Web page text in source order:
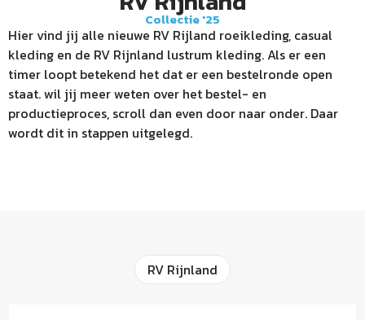
Collectie '25
Hier vind jij alle nieuwe RV Rijland roeikleding, casual
kleding en de RV Rijnland lustrum kleding. Als er een
timer loopt betekend het dat er een bestelronde open
staat. wil jij meer weten over het bestel- en
productieproces, scroll dan even door naar onder. Daar
wordt dit in stappen uitgelegd.
RV Rijnland